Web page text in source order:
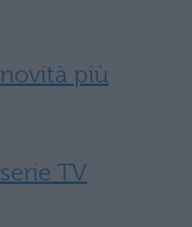
più
TV